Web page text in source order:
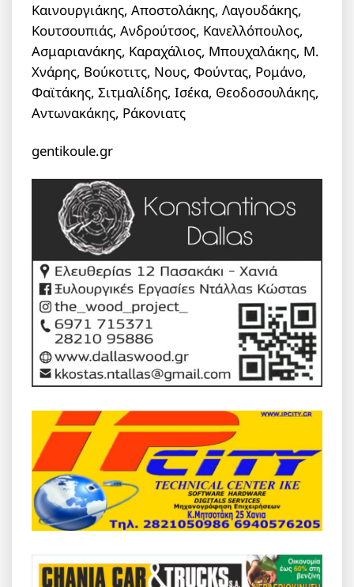
Καινουργιάκης, Αποστολάκης, Λαγουδάκης,
Κουτσουπιάς, Ανδρούτσος, Κανελλόπουλος,
Ασμαριανάκης, Καραχάλιος, Μπουχαλάκης, Μ.
Χνάρης, Βούκοτιτς, Νους, Φούντας, Ρομάνο,
Φαϊτάκης, Σιτμαλίδης, Ισέκα, Θεοδοσουλάκης,
Αντωνακάκης, Ράκονιατς
gentikoule.gr